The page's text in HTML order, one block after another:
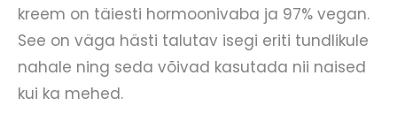
kreem on täiesti hormoonivaba ja 97% vegan.
See on väga hästi talutav isegi eriti tundlikule
nahale ning seda võivad kasutada nii naised
kui ka mehed.